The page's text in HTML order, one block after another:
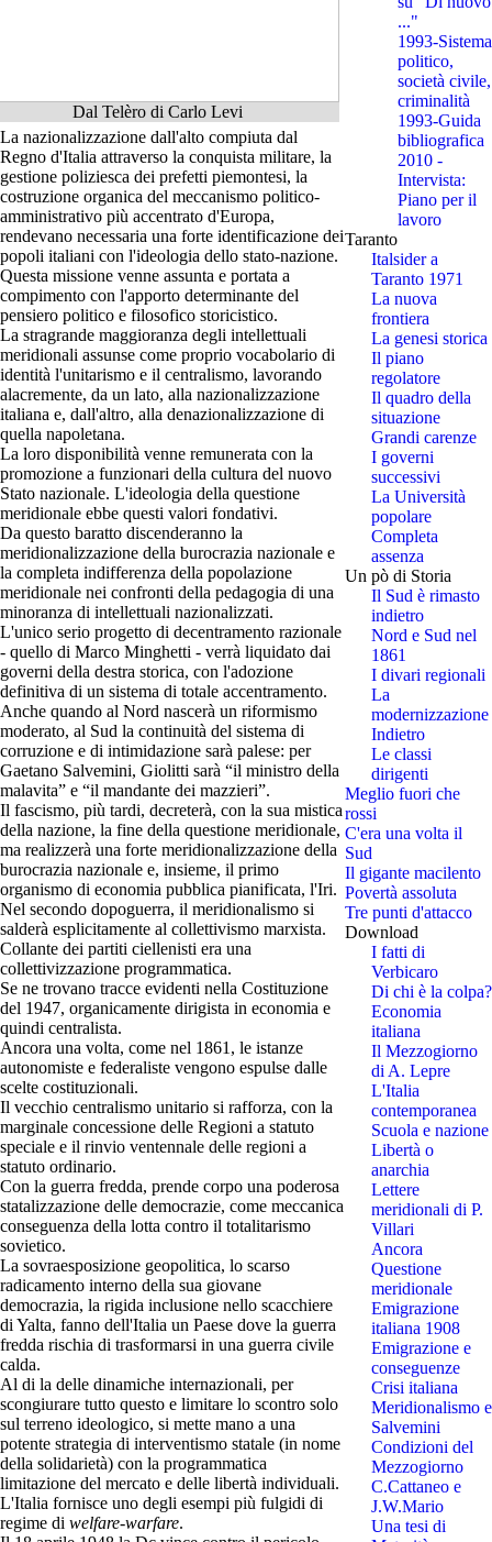
Dal Telèro di Carlo Levi
La nazionalizzazione dall'alto compiuta dal
Regno d'Italia attraverso la conquista militare, la
gestione poliziesca dei prefetti piemontesi, la
costruzione organica del meccanismo politico-
amministrativo più accentrato d'Europa,
rendevano necessaria una forte identificazione dei
popoli italiani con l'ideologia dello stato-nazione.
Questa missione venne assunta e portata a
compimento con l'apporto determinante del
pensiero politico e filosofico storicistico.
La stragrande maggioranza degli intellettuali
meridionali assunse come proprio vocabolario di
identità l'unitarismo e il centralismo, lavorando
alacremente, da un lato, alla nazionalizzazione
italiana e, dall'altro, alla denazionalizzazione di
quella napoletana.
La loro disponibilità venne remunerata con la
promozione a funzionari della cultura del nuovo
Stato nazionale. L'ideologia della questione
meridionale ebbe questi valori fondativi.
Da questo baratto discenderanno la
meridionalizzazione della burocrazia nazionale e
la completa indifferenza della popolazione
meridionale nei confronti della pedagogia di una
minoranza di intellettuali nazionalizzati.
L'unico serio progetto di decentramento razionale
- quello di Marco Minghetti - verrà liquidato dai
governi della destra storica, con l'adozione
definitiva di un sistema di totale accentramento.
Anche quando al Nord nascerà un riformismo
moderato, al Sud la continuità del sistema di
corruzione e di intimidazione sarà palese: per
Gaetano Salvemini, Giolitti sarà “il ministro della
malavita” e “il mandante dei mazzieri”.
Il fascismo, più tardi, decreterà, con la sua mistica
della nazione, la fine della questione meridionale,
ma realizzerà una forte meridionalizzazione della
burocrazia nazionale e, insieme, il primo
organismo di economia pubblica pianificata, l'Iri.
Nel secondo dopoguerra, il meridionalismo si
salderà esplicitamente al collettivismo marxista.
Collante dei partiti ciellenisti era una
collettivizzazione programmatica.
Se ne trovano tracce evidenti nella Costituzione
del 1947, organicamente dirigista in economia e
quindi centralista.
Ancora una volta, come nel 1861, le istanze
autonomiste e federaliste vengono espulse dalle
scelte costituzionali.
Il vecchio centralismo unitario si rafforza, con la
marginale concessione delle Regioni a statuto
speciale e il rinvio ventennale delle regioni a
statuto ordinario.
Con la guerra fredda, prende corpo una poderosa
statalizzazione delle democrazie, come meccanica
conseguenza della lotta contro il totalitarismo
sovietico.
La sovraesposizione geopolitica, lo scarso
radicamento interno della sua giovane
democrazia, la rigida inclusione nello scacchiere
di Yalta, fanno dell'Italia un Paese dove la guerra
fredda rischia di trasformarsi in una guerra civile
calda.
Al di la delle dinamiche internazionali, per
scongiurare tutto questo e limitare lo scontro solo
sul terreno ideologico, si mette mano a una
potente strategia di interventismo statale (in nome
della solidarietà) con la programmatica
limitazione del mercato e delle libertà individuali.
L'Italia fornisce uno degli esempi più fulgidi di
regime di welfare-warfare.
..."
1993-Sistema
politico,
società civile,
criminalità
1993-Guida
bibliografica
2010 -
Intervista:
Piano per il
lavoro
Taranto
Italsider a
Taranto 1971
La nuova
frontiera
La genesi storica
Il piano
regolatore
Il quadro della
situazione
Grandi carenze
I governi
successivi
La Università
popolare
Completa
assenza
Un pò di Storia
Il Sud è rimasto
indietro
Nord e Sud nel
1861
I divari regionali
La
modernizzazione
Indietro
Le classi
dirigenti
Meglio fuori che
rossi
C'era una volta il
Sud
Il gigante macilento
Povertà assoluta
Tre punti d'attacco
Download
I fatti di
Verbicaro
Di chi è la colpa?
Economia
italiana
Il Mezzogiorno
di A. Lepre
L'Italia
contemporanea
Scuola e nazione
Libertà o
anarchia
Lettere
meridionali di P.
Villari
Ancora
Questione
meridionale
Emigrazione
italiana 1908
Emigrazione e
conseguenze
Crisi italiana
Meridionalismo e
Salvemini
Condizioni del
Mezzogiorno
C.Cattaneo e
J.W.Mario
Una tesi di